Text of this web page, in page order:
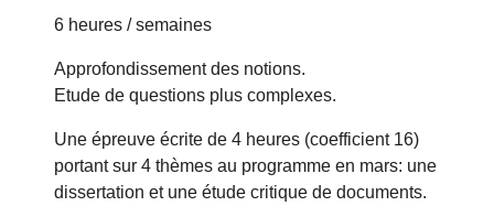
6 heures / semaines
Approfondissement des notions.
Etude de questions plus complexes.
Une épreuve écrite de 4 heures (coefficient 16)
portant sur 4 thèmes au programme en mars: une
dissertation et une étude critique de documents.